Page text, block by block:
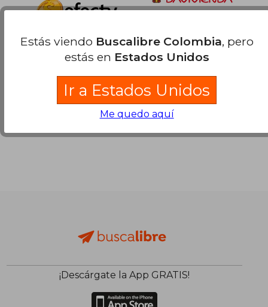
¡Descárgate la App GRATIS!
Estás viendo Buscalibre Colombia, pero
estás en Estados Unidos
Ir a Estados Unidos
Me quedo aquí